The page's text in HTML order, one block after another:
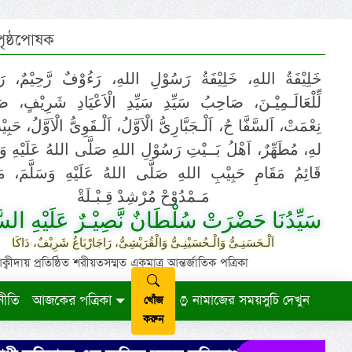
خَلِيْفَةُ اللهِ، خَلِيْفَةُ رَسُوْلِ اللهِ، رَءُوْفٌ رَّحِيْمٌ،
لِّلْعَالَـمِيْـنَ، صَاحِبُ سَيِّدِ سَيِّدِ الْاَعْيَادِ شَرِيْفٍ،
نِعْمَتْ، اَلسَّفَّا حُ، اَلْـجَبَّارِىُّ الْاَوَّلُ، اَلْـقَوِىُّ الْاَوَّلُ،
لهِ، مُطَهِّرٌ، اَهْلُ بَــيْتِ رَسُوْلِ اللهِ صَلَّى اللهُ عَلَيْهِ
قَائِمُ مَقَامِ حَبِيْبِ اللهِ صَلَّى اللهُ عَلَيْهِ وَسَلَّمَ،
مَـمْدُوْحْ مُرْشِدْ قِـبْـلَةْ
سَيِّدُنَا حَضْرَتْ سُلْطَانٌ نَّصِيْـرٌ عَلَيْهِ
اَلْـحَسَنِـىُّ وَالْـحُسَيْنِـىُّ وَالْقُرَيْشِىُّ، رَاجَارْبَاغُ شَرِيْفٌ، دَاكَا
প্রতিষ্ঠিত শরীয়তসম্মত একমাত্র আন্তর্জাতিক পত্রিকা
আজকের পত্রিকা
খোঁজ
করুন
নামাজের সময়সুচি দেখুন